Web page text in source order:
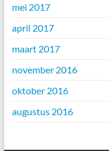
mei 2017
april 2017
maart 2017
november 2016
oktober 2016
augustus 2016